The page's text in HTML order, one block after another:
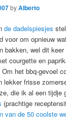
byAlberto
de dadelspiesjes
voor om opnieuw
bakken, wel dit
courgette en
het bbq-gevoel
lekker frisse
die ik al een tijdje
(prachtige
van de 50 coolste